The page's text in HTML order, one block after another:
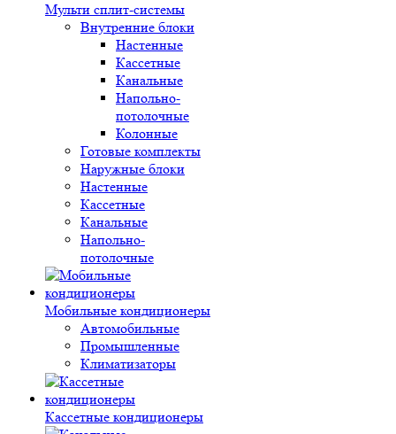
Мульти сплит-системы
Внутренние блоки
Настенные
Кассетные
Канальные
Напольно-
потолочные
Колонные
Готовые комплекты
Наружные блоки
Настенные
Кассетные
Канальные
Напольно-
потолочные
Мобильные кондиционеры
Автомобильные
Промышленные
Климатизаторы
Кассетные кондиционеры